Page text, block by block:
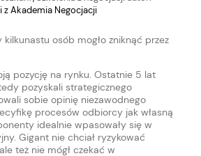
z Akademia Negocjacji
kilkunastu osób mogło zniknąć przez
pozycję na rynku. Ostatnie 5 lat
pozyskali strategicznego
sobie opinię niezawodnego
procesów odbiorcy jak własną
idealnie wpasowały się w
Gigant nie chciał ryzykować
też nie mógł czekać w